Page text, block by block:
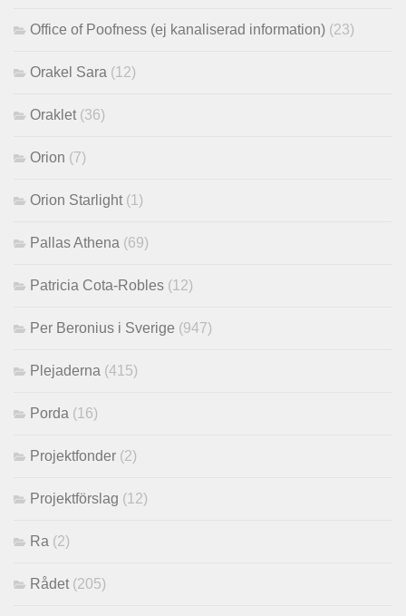
Office of Poofness (ej kanaliserad information) (23)
Orakel Sara (12)
Oraklet (36)
Orion (7)
Orion Starlight (1)
Pallas Athena (69)
Patricia Cota-Robles (12)
Per Beronius i Sverige (947)
Plejaderna (415)
Porda (16)
Projektfonder (2)
Projektförslag (12)
Ra (2)
Rådet (205)